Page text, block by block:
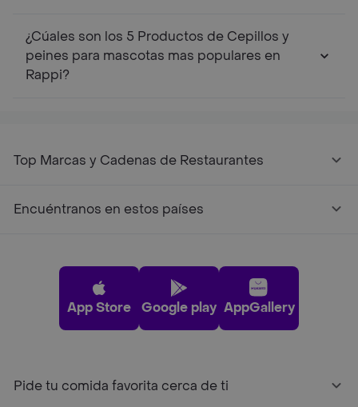
¿Cúales son los 5 Productos de Cepillos y
peines para mascotas mas populares en
Rappi?
Top Marcas y Cadenas de Restaurantes
Encuéntranos en estos países
App Store Google play AppGallery
Pide tu comida favorita cerca de ti